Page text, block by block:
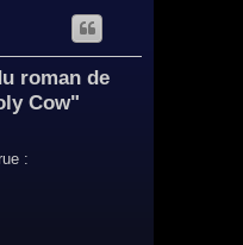
roman de
Cow"
: